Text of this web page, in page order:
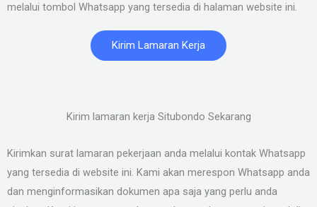
melalui tombol Whatsapp yang tersedia di halaman website ini.
Kirim Lamaran Kerja
Kirim lamaran kerja Situbondo Sekarang
Kirimkan surat lamaran pekerjaan anda melalui kontak Whatsapp
yang tersedia di website ini. Kami akan merespon Whatsapp anda
dan menginformasikan dokumen apa saja yang perlu anda